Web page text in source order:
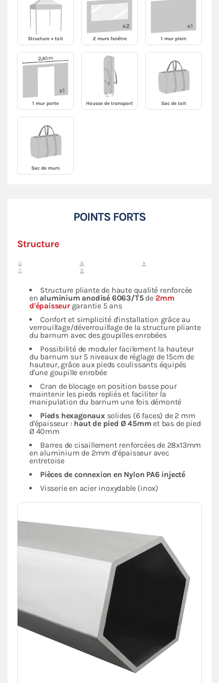
Structure + toit 2 murs fenêtre 1 mur plein
1 mur porte Housse de transport Sac de toit
Sac de murs
POINTS FORTS
Structure
Structure pliante de haute qualité renforcée
en aluminium anodisé 6063/T5de 2mm
d'épaisseurgarantie 5 ans
Confort et simplicité d'installation grâce au
verrouillage/déverrouillage de la structure pliante
du barnum avec des goupilles enrobées
Possibilité de moduler facilement la hauteur
du barnum sur 5 niveaux de réglage de 15cm de
hauteur, grâce aux pieds coulissants équipés
d'une goupille enrobée
Cran de blocage en position basse pour
maintenir les pieds repliés et faciliter la
manipulation du barnum une fois démonté
Pieds hexagonauxsolides (6 faces) de 2 mm
d'épaisseur : haut de pied Ø 45mm et bas de pied
Ø 40mm
Barres de cisaillement renforcées de 28x13mm
en aluminium de 2mm d’épaisseur avec
entretoise
Pièces de connexion en Nylon PA6 injecté
Visserie en acier inoxydable (inox)